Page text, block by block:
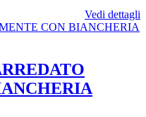
Vedi dettagli